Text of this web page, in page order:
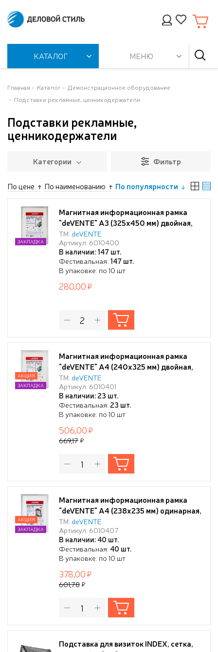
КАТАЛОГ МЕНЮ
Главная Каталог
Демонстрационное оборудование
Подставки рекламные, ценникодержатели
Подставки рекламные,
ценникодержатели
Категории Фильтр
По цене По наименованию По популярности
Магнитная информационная рамка
"deVENTE" А3 (325x450 мм) двойная,
серебристая, ПВХ 300 мкм
"апельсиновая корка" не остаются
отпечатки пальцев, для любых гладких
поверхностей, подходит для
окрашенных стен, горизонтальное и
вертикальное использование,
ТМ: deVENTE
Артикул: 6010400
В наличии: 147 шт.
Фестивальная: 147 шт.
В упаковке: по 10 шт
ЗАКЛАДКА
280,00
Магнитная информационная рамка
"deVENTE" А4 (240x325 мм) двойная,
серебристая, 3 шт в упаковке, ПВХ 300
мкм "апельсиновая корка" не остаются
отпечатки пальцев, для любых гладких
поверхностей, подходит для
окрашенных стен, горизонтальное и
вертикально
ТМ: deVENTE
Артикул: 6010401
В наличии: 23 шт.
Фестивальная: 23 шт.
В упаковке: по 10 шт
АКЦИЯ
ЗАКЛАДКА
506,00
669,17
Магнитная информационная рамка
"deVENTE" А4 (238x235 мм) одинарная,
серебристая, 3 шт в упаковке, ПВХ 300
мкм "апельсиновая корка" не остаются
отпечатки пальцев, для металлических
поверхностей, горизонтальное и
вертикальное использование,
ТМ: deVENTE
Артикул: 6010407
В наличии: 40 шт.
Фестивальная: 40 шт.
В упаковке: по 10 шт
АКЦИЯ
ЗАКЛАДКА
378,00
601,78
Подставка для визиток INDEX, сетка,